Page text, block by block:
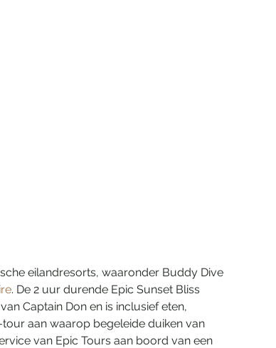
eilandresorts, waaronder Buddy Dive
. De 2 uur durende Epic Sunset Bliss
Captain Don en is inclusief eten,
tour aan waarop begeleide duiken van
van Epic Tours aan boord van een